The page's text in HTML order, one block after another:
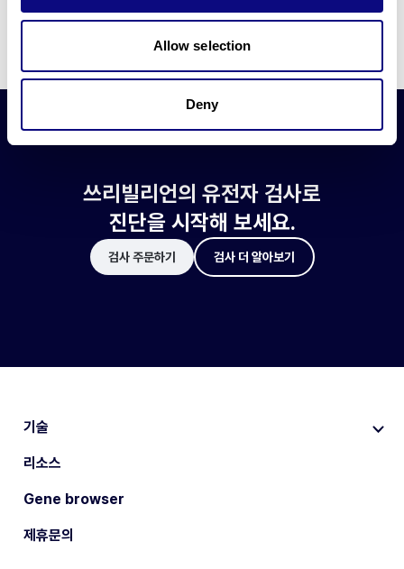
Allow selection
Deny
쓰리빌리언의 유전자 검사로
진단을 시작해 보세요.
검사 주문하기 검사 더 알아보기
기술
리소스
Gene browser
제휴문의